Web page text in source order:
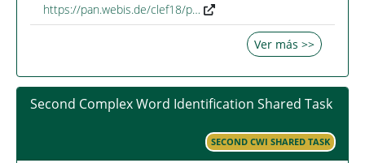
https://pan.webis.de/clef18/p…
Ver más >>
Second Complex Word Identification Shared Task
SECOND CWI SHARED TASK